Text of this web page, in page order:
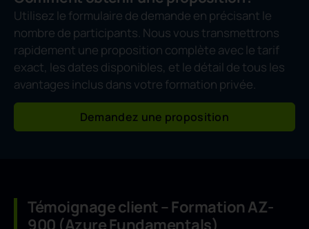
Utilisez le formulaire de demande en précisant le
nombre de participants. Nous vous transmettrons
rapidement une proposition complète avec le tarif
exact, les dates disponibles, et le détail de tous les
avantages inclus dans votre formation privée.
Demandez une proposition
Témoignage client – Formation AZ-